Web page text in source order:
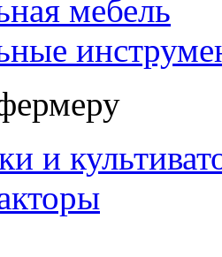
мебель
и